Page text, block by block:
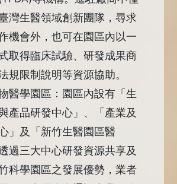
灣生醫領域創新團隊，尋求
機會外，也可在園區內以一
取得臨床試驗、研發成果商
規限制說明等資源協助。
醫學園區：園區內設有「生
產品研發中心」、「產業及
」及「新竹生醫園區醫
過三大中心研發資源共享及
科學園區之發展優勢，業者